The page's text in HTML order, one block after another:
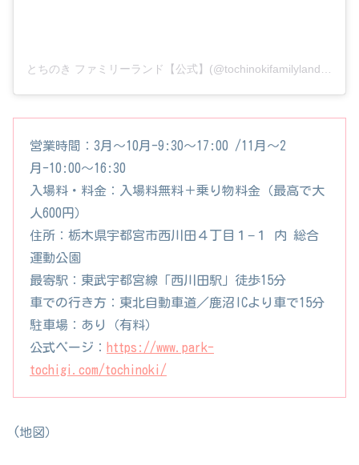
とちのき ファミリーランド【公式】(@tochinokifamilyland)がシェアした投稿
営業時間：3月～10月-9:30～17:00 /11月～2
月-10:00～16:30
入場料・料金：入場料無料＋乗り物料金（最高で大
人600円）
住所：栃木県宇都宮市西川田４丁目１−１ 内 総合
運動公園
最寄駅：東武宇都宮線「西川田駅」徒歩15分
車での行き方：東北自動車道／鹿沼ICより車で15分
駐車場：あり（有料）
公式ページ： https://www.park-
tochigi.com/tochinoki/
(地図）